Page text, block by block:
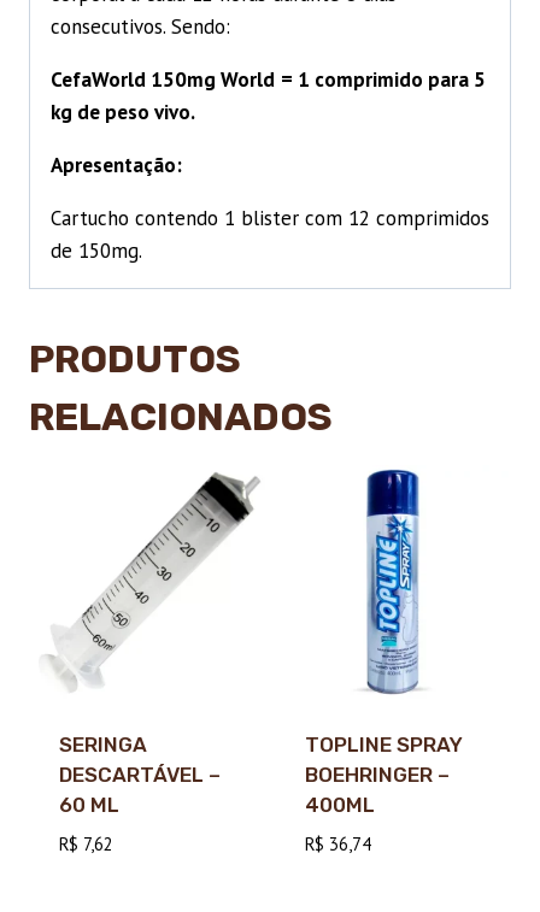
consecutivos. Sendo:
CefaWorld 150mg World = 1 comprimido para 5
kg de peso vivo.
Apresentação:
Cartucho contendo 1 blister com 12 comprimidos
de 150mg.
PRODUTOS
RELACIONADOS
SERINGA
DESCARTÁVEL –
60 ML
R$ 7,62
TOPLINE SPRAY
BOEHRINGER –
400ML
R$ 36,74